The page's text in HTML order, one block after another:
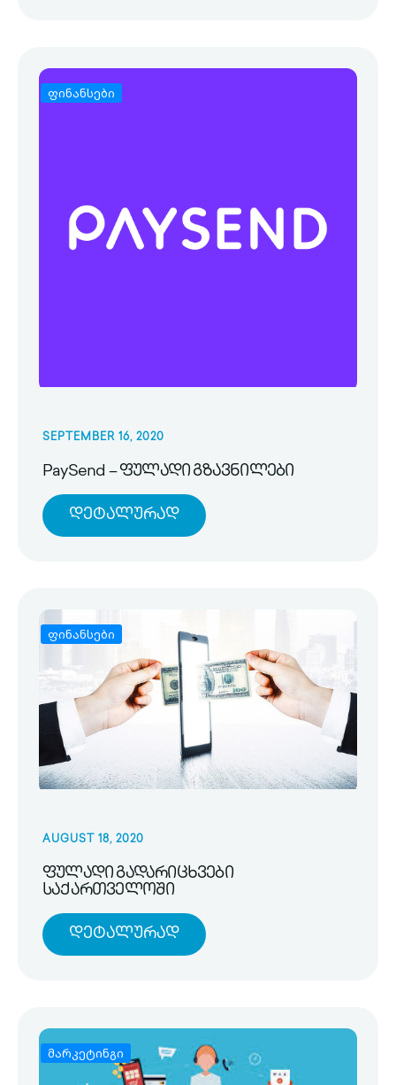
ფინანსები
SEPTEMBER 16, 2020
PaySend – ფულადი გზავნილები
Დეტალურად
ფინანსები
AUGUST 18, 2020
ფულადი გადარიცხვები
საქართველოში
Დეტალურად
მარკეტინგი